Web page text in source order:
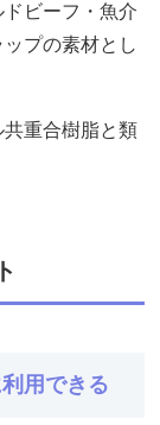
ビーフ・魚介
プの素材とし
重合樹脂と類
用できる